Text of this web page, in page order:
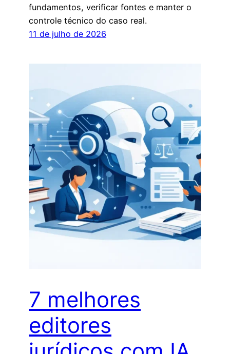
fundamentos, verificar fontes e manter o
controle técnico do caso real.
11 de julho de 2026
7 melhores
editores